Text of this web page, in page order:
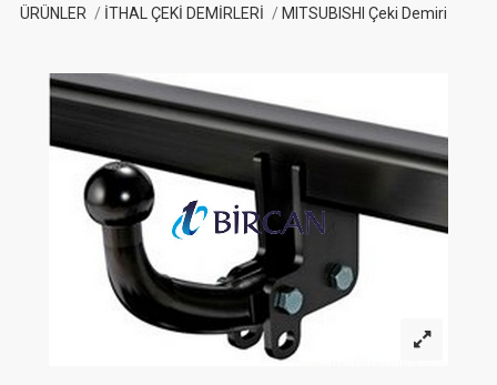
ÜRÜNLER İTHAL ÇEKİ DEMİRLERİ MITSUBISHI Çeki Demiri